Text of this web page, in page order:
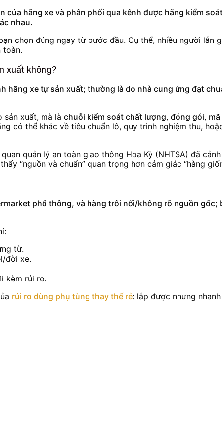
hãng xe và phân phối qua kênh được hãng kiểm
nhau.
chọn đúng ngay từ bước đầu. Cụ thể, nhiều người lẫn
toàn.
xuất không?
hãng xe tự sản xuất; thường là do nhà cung ứng đạt
sản xuất, mà là chuỗi kiểm soát chất lượng, đóng gói,
có thể khác về tiêu chuẩn lô, quy trình nghiệm thu,
quản lý an toàn giao thông Hoa Kỳ (NHTSA) đã
“nguồn và chuẩn” quan trọng hơn cảm giác “hàng
phổ thông, và hàng trôi nổi/không rõ nguồn gốc;
từ.
đời xe.
kèm rủi ro.
rủi ro dùng phụ tùng thay thế rẻ: lắp được nhưng